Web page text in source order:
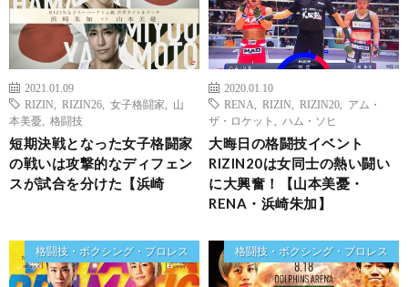
2021.01.09
RIZIN
RIZIN26 女子格闘家
山
本美憂
格闘技
短期決戦となった女子格闘家
の戦いは攻撃的なディフェン
スが試合を分けた【浜崎
2020.01.10
RENA
RIZIN RIZIN20
アム・
ザ・ロケット
ハム・ソヒ
大晦日の格闘技イベント
RIZIN20は女同士の熱い闘い
に大興奮！【山本美憂・
RENA・浜崎朱加】
格闘技・ボクシング・プロレス 格闘技・ボクシング・プロレス